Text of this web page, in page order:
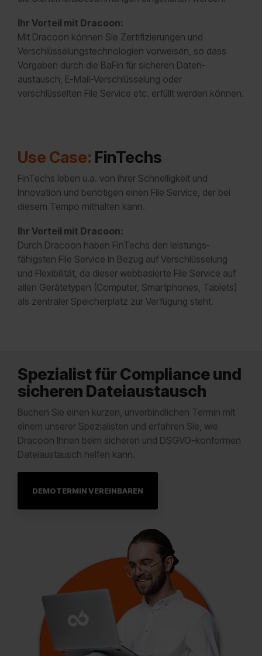
Ihr Vorteil mit Dracoon:
Mit Dracoon können Sie Zertifizierungen und
Verschlüsselungstechnologien vorweisen, so dass
Vorgaben durch die BaFin für sicheren Daten­
austausch, E-Mail-Verschlüsselung oder
verschlüsselten File Service etc. erfüllt werden können.
Use Case: FinTechs
FinTechs leben u.a. von ihrer Schnelligkeit und
Innovation und benötigen einen File Service, der bei
diesem Tempo mithalten kann.
Ihr Vorteil mit Dracoon:
Durch Dracoon haben FinTechs den leistungs­
fähigsten File Service in Bezug auf Verschlüsselung
und Flexibilität, da dieser webbasierte File Service auf
allen Gerätetypen (Computer, Smartphones, Tablets)
als zentraler Speicher­platz zur Verfügung steht.
Spezialist für Compliance und
sicheren Dateiaustausch
Buchen Sie einen kurzen, unverbindlichen Termin mit
einem unserer Spezialisten und erfahren Sie, wie
Dracoon Ihnen beim sicheren und DSGVO-konformen
Dateiaustausch helfen kann.
DEMOTERMIN VEREINBAREN